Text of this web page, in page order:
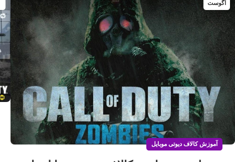
آگوست
آموزش کالاف دیوتی موبایل